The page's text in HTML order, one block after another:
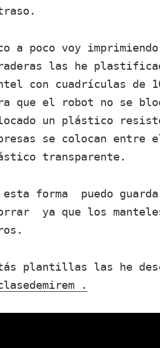
a poco voy
las he
con cuadrículas de
que el robot no se
un plástico
se colocan entre
transparente.
esta forma puedo
ya que los
plantillas las he
.